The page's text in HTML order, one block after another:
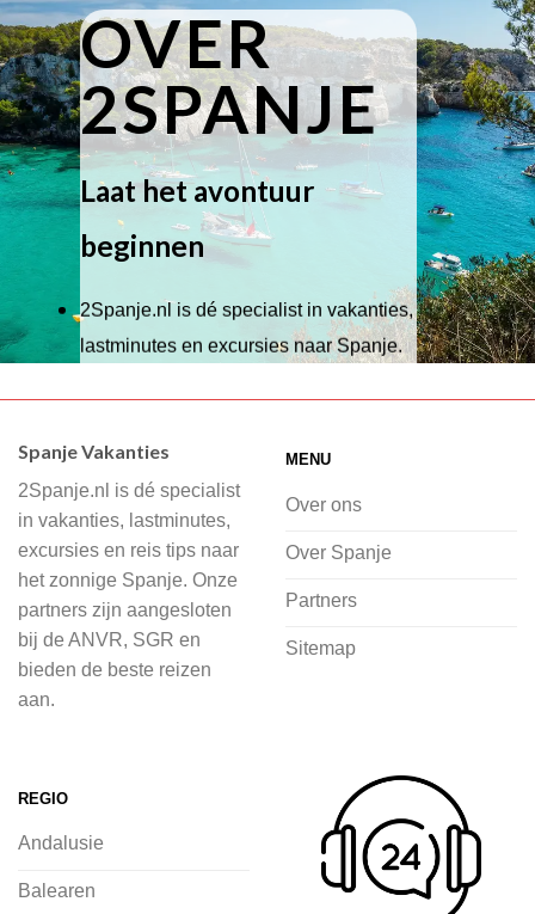
OVER
2SPANJE
Laat het avontuur
beginnen
2Spanje.nl is dé specialist in vakanties,
lastminutes en excursies naar Spanje.
Wij hebben een breed scala aan
of je nu wilt relaxen op het strand,
cultuur wilt ontdekken of avontuur zoekt
in de natuur.
Bij 2Spanje.nl begint de voorpret al
voordat je het vliegtuig instapt, door
inspiratie op te doen over dit zonnige
vliegvakantie zoeken en boeken bij
2Spanje.nl, met een team dat altijd
klaarstaat om eventuele vragen te
beantwoorden en ervoor te zorgen dat
Spanje Vakanties
2Spanje.nl is dé specialist
in vakanties, lastminutes,
excursies en reis tips naar
het zonnige Spanje. Onze
partners zijn aangesloten
bij de ANVR, SGR en
bieden de beste reizen
aan.
MENU
Over ons
Over Spanje
Partners
Sitemap
REGIO
Andalusie
Balearen